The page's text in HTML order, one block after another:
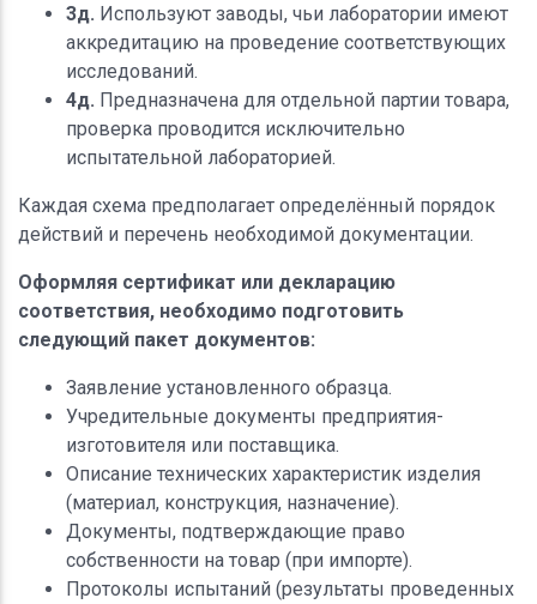
3д. Используют заводы, чьи лаборатории имеют
аккредитацию на проведение соответствующих
исследований.
4д. Предназначена для отдельной партии товара,
проверка проводится исключительно
испытательной лабораторией.
Каждая схема предполагает определённый порядок
действий и перечень необходимой документации.
Оформляя сертификат или декларацию
соответствия, необходимо подготовить
следующий пакет документов:
Заявление установленного образца.
Учредительные документы предприятия-
изготовителя или поставщика.
Описание технических характеристик изделия
(материал, конструкция, назначение).
Документы, подтверждающие право
собственности на товар (при импорте).
Протоколы испытаний (результаты проведенных